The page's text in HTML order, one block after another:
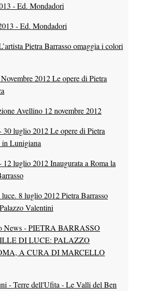
- Ed. Mondadori
- Ed. Mondadori
Pietra Barrasso omaggia i colori
2012 Le opere di Pietra
Avellino 12 novembre 2012
luglio 2012 Le opere di Pietra
in Lunigiana
luglio 2012 Inaugurata a Roma la
8 luglio 2012 Pietra Barrasso
Valentini
News - PIETRA BARRASSO
DI LUCE: PALAZZO
A CURA DI MARCELLO
- Terre dell'Ufita - Le Valli del Ben